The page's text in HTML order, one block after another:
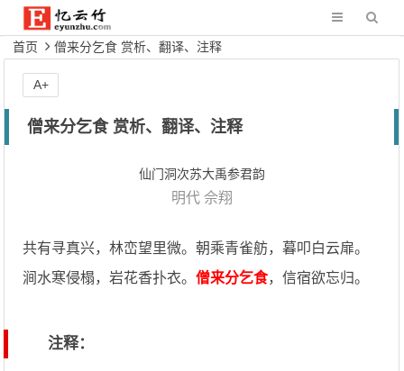
首页 僧来分乞食 赏析、翻译、注释
僧来分乞食 赏析、翻译、注释
仙门洞次苏大禹参君韵
明代 佘翔
共有寻真兴，林峦望里微。朝乘青雀舫，暮叩白云扉。
涧水寒侵榻，岩花香扑衣。僧来分乞食，信宿欲忘归。
注释：
A+